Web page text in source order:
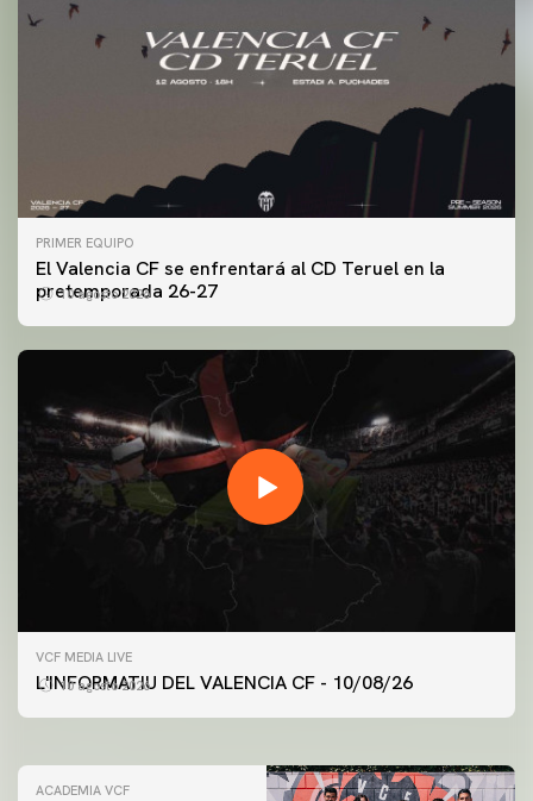
PRIMER EQUIPO
El Valencia CF se enfrentará al CD Teruel en la
pretemporada 26-27
10 agosto 2026
VCF MEDIA LIVE
L'INFORMATIU DEL VALENCIA CF - 10/08/26
10 agosto 2026
ENTRENAMIENTO DEL VALENCIA CF FEMENINO
(10/08/26)
ACADEMIA VCF